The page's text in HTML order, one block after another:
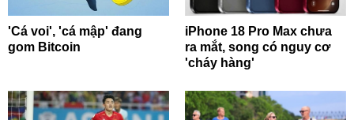
'Cá voi', 'cá mập' đang
gom Bitcoin
iPhone 18 Pro Max chưa
ra mắt, song có nguy cơ
'cháy hàng'